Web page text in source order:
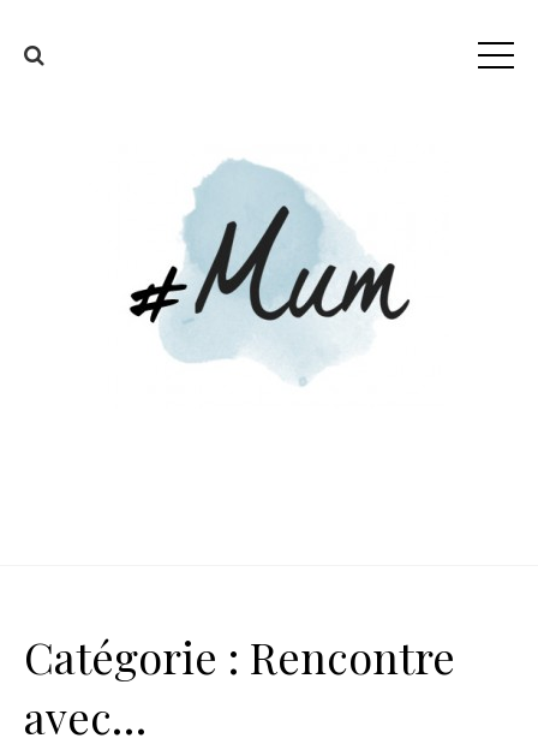
Catégorie : Rencontre
avec…